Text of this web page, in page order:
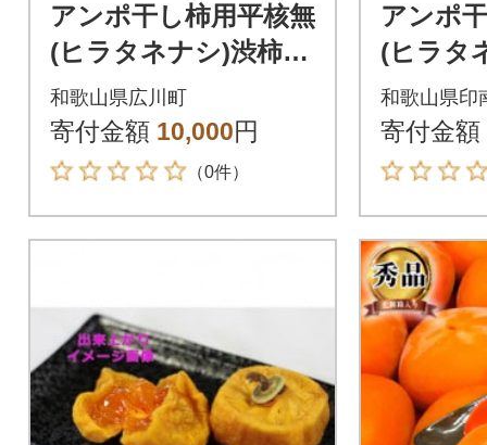
アンポ干し柿用平核無
(ヒラタネナシ)渋柿A
P-約1.5～2kg 約6～12
果実
和歌山県広川町
寄付金額 10,000円
（0件）
アンポ
(ヒラタ
AP約
-100果実
和歌山県印
寄付金額